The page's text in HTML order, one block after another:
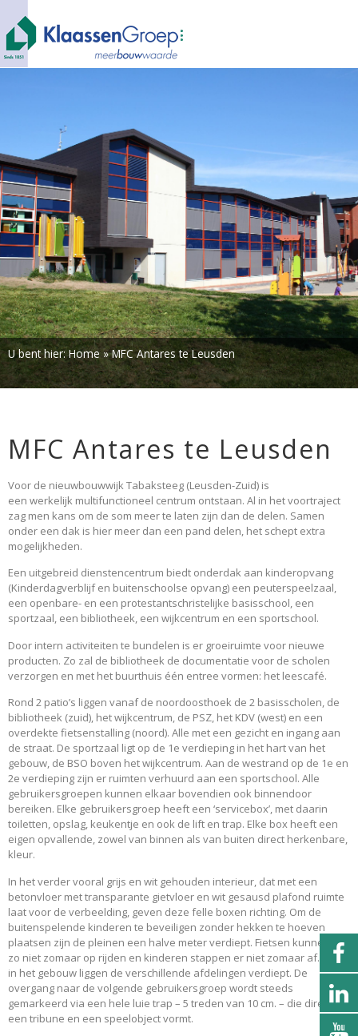
U bent hier:Home»MFC Antares te Leusden
MFC Antares te Leusden
Voor de nieuwbouwwijk Tabaksteeg (Leusden-Zuid) is
een werkelijk multifunctioneel centrum ontstaan. Al in het voortraject
zag men kans om de som meer te laten zijn dan de delen. Samen
onder een dak is hier meer dan een pand delen, het schept extra
mogelijkheden.
Een uitgebreid dienstencentrum biedt onderdak aan kinderopvang
(Kinderdagverblijf en buitenschoolse opvang) een peuterspeelzaal,
een openbare- en een protestantschristelijke basisschool, een
sportzaal, een bibliotheek, een wijkcentrum en een sportschool.
Door intern activiteiten te bundelen is er groeiruimte voor nieuwe
producten. Zo zal de bibliotheek de documentatie voor de scholen
verzorgen en met het buurthuis één entree vormen: het leescafé.
Rond 2 patio’s liggen vanaf de noordoosthoek de 2 basisscholen, de
bibliotheek (zuid), het wijkcentrum, de PSZ, het KDV (west) en een
overdekte fietsenstalling (noord). Alle met een gezicht en ingang aan
de straat. De sportzaal ligt op de 1e verdieping in het hart van het
gebouw, de BSO boven het wijkcentrum. Aan de westrand op de 1e en
2e verdieping zijn er ruimten verhuurd aan een sportschool. Alle
gebruikersgroepen kunnen elkaar bovendien ook binnendoor
bereiken. Elke gebruikersgroep heeft een ‘servicebox’, met daarin
toiletten, opslag, keukentje en ook de lift en trap. Elke box heeft een
eigen opvallende, zowel van binnen als van buiten direct herkenbare,
kleur.
In het verder vooral grijs en wit gehouden interieur, dat met een
betonvloer met transparante gietvloer en wit gesausd plafond ruimte
laat voor de verbeelding, geven deze felle boxen richting. Om de
buitenspelende kinderen te beveiligen zonder hekken te hoeven
plaatsen zijn de pleinen een halve meter verdiept. Fietsen kunnen er
zo niet zomaar op rijden en kinderen stappen er niet zomaar af. Ook
in het gebouw liggen de verschillende afdelingen verdiept. De
overgang naar de volgende gebruikersgroep wordt steeds
gemarkeerd via een hele luie trap – 5 treden van 10 cm. – die direct
een tribune en een speelobject vormt.